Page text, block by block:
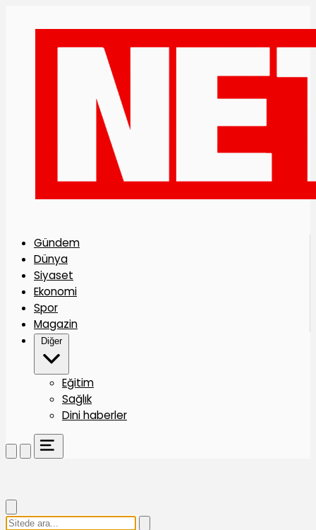
Gündem
Dünya
Siyaset
Ekonomi
Spor
Magazin
Diğer
Eğitim
Sağlık
Dini haberler